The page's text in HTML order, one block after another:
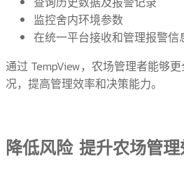
监控舍内环境参数
在统一平台接收和管理报警信
通过 TempView，农场管理者能够
况，提高管理效率和决策能力。
降低风险 提升农场管